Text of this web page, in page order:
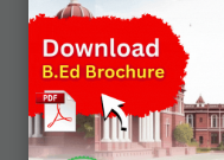
Electoral
changes in the
procedures
of improving their
transparency,